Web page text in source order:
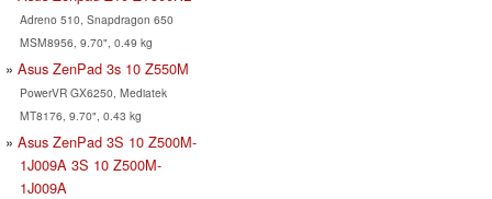
Adreno 510, Snapdragon 650
MSM8956, 9.70", 0.49 kg
Asus ZenPad 3s 10 Z550M
PowerVR GX6250, Mediatek
MT8176, 9.70", 0.43 kg
Asus ZenPad 3S 10 Z500M-
1J009A 3S 10 Z500M-
1J009A